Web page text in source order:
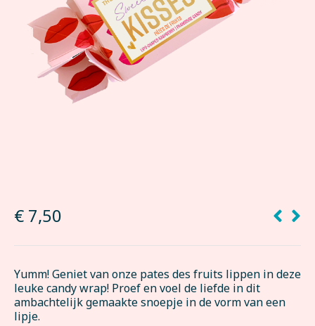
€ 7,50
Yumm! Geniet van onze pates des fruits lippen in deze
leuke candy wrap! Proef en voel de liefde in dit
ambachtelijk gemaakte snoepje in de vorm van een
lipje.